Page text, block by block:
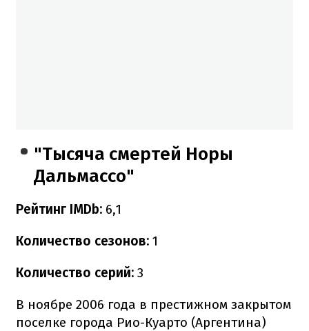
"Тысяча смертей Норы
Дальмассо"
Рейтинг IMDb: 6,1
Количество сезонов: 1
Количество серий: 3
В ноябре 2006 года в престижном закрытом
поселке города Рио-Куарто (Аргентина)